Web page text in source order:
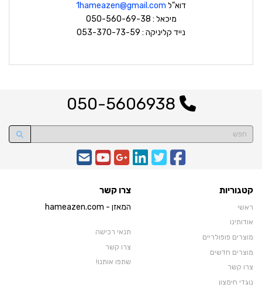
דוא"ל 1 hameazen@gmail.com
מיכאל : 050-560-69-38
נייד קליניקה : 053-370-73-59
קטגוריות
ראשי
אודותינו
מוצרים פופולריים
מוצרים חדשים
צרו קשר
נוגדי חימצון
צרו קשר
המאזן - hameazen.com
תנאי רכישה
צרו קשר
שתפו אותנו!